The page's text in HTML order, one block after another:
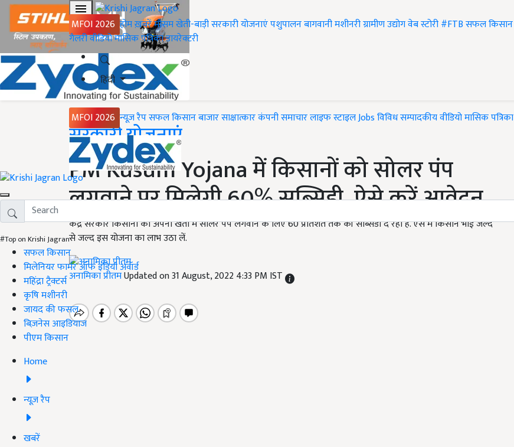
MFOI 2026 होमख़बरेंमौसमखेती-बाड़ीसरकारी योजनाएंपशुपालनबागवानीमशीनरीग्रामीण उद्योगवेब स्टोरी#FTBसफल किसान
गैलरीवीडियोमासिक पत्रिकाडायरेक्टरी
हिंदी
MFOI 2026 न्यूज़ रैपसफल किसानबाजारसाक्षात्कारकंपनी समाचारलाइफ स्टाइलJobsविविधसम्पादकीयवीडियोमासिक पत्रिका
#Top on Krishi Jagran
सफल किसान
मिलेनियर फार्मर ऑफ इंडिया अवॉर्ड
महिंद्रा ट्रैक्टर्स
कृषि मशीनरी
जायद की फसल
बिज़नेस आइडियाज
पीएम किसान
Home
न्यूज़ रैप
खबरें
Home
सरकारी योजनाएं
PM Kusum Yojana में किसानों को सोलर पंप
लगवाने पर मिलेगी 60% सब्सिडी, ऐसे करें आवेदन
केंद्र सरकार किसानों को अपनी खेतों में सोलर पंप लगवाने के लिए 60 प्रतिशत तक की सब्सिडी दे रही है. ऐसे में किसान भाई जल्द
से जल्द इस योजना का लाभ उठा लें.
अनामिका प्रीतमUpdated on 31 August, 2022 4:33 PM IST